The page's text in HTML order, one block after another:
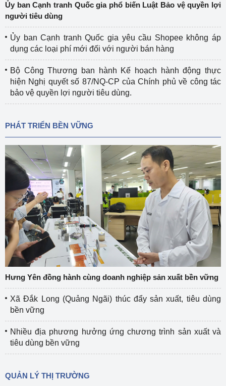
Ủy ban Cạnh tranh Quốc gia phổ biến Luật Bảo vệ quyền lợi
người tiêu dùng
Ủy ban Cạnh tranh Quốc gia yêu cầu Shopee không áp
dụng các loại phí mới đối với người bán hàng
Bộ Công Thương ban hành Kế hoạch hành động thực
hiện Nghị quyết số 87/NQ-CP của Chính phủ về công tác
bảo vệ quyền lợi người tiêu dùng.
PHÁT TRIỂN BỀN VỮNG
Hưng Yên đồng hành cùng doanh nghiệp sản xuất bền vững
Xã Đắk Long (Quảng Ngãi) thúc đẩy sản xuất, tiêu dùng
bền vững
Nhiều địa phương hưởng ứng chương trình sản xuất và
tiêu dùng bền vững
QUẢN LÝ THỊ TRƯỜNG